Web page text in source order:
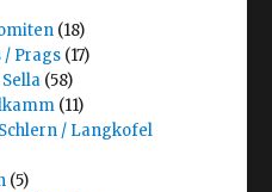
(18)
/ Prags(17)
(58)
(11)
/ Langkofel
(5)